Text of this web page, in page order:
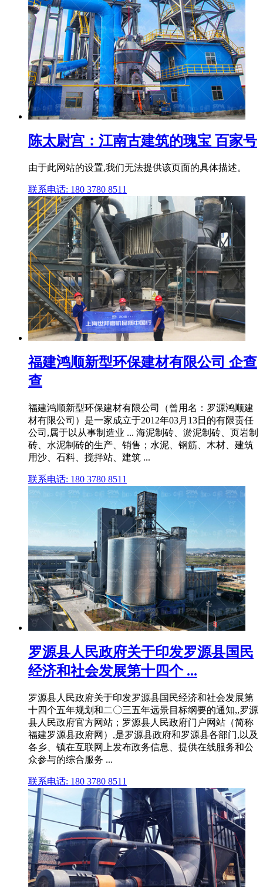
陈太尉宫：江南古建筑的瑰宝 百家号
由于此网站的设置,我们无法提供该页面的具体描述。
联系电话: 180 3780 8511
福建鸿顺新型环保建材有限公司 企查
查
福建鸿顺新型环保建材有限公司（曾用名：罗源鸿顺建
材有限公司）是⼀家成⽴于2012年03月13日的有限责任
公司,属于以从事制造业 ... 海泥制砖、淤泥制砖、页岩制
砖、水泥制砖的生产、销售；水泥、钢筋、木材、建筑
用沙、石料、搅拌站、建筑 ...
联系电话: 180 3780 8511
罗源县人民政府关于印发罗源县国民
经济和社会发展第十四个 ...
罗源县人民政府关于印发罗源县国民经济和社会发展第
十四个五年规划和二〇三五年远景目标纲要的通知,,罗源
县人民政府官方网站；罗源县人民政府门户网站（简称
福建罗源县政府网）,是罗源县政府和罗源县各部门,以及
各乡、镇在互联网上发布政务信息、提供在线服务和公
众参与的综合服务 ...
联系电话: 180 3780 8511